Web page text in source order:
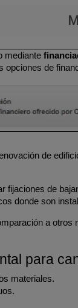
mediante
opciones de
de
fijaciones de
donde son
a
para
materiales.